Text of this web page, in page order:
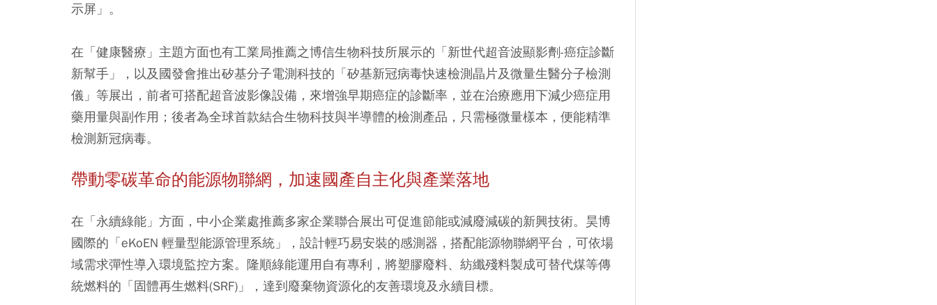
示屏」。
在「健康醫療」主題方面也有工業局推薦之博信生物科技所展示的「新世代超音波顯影劑-癌症診斷
新幫手」，以及國發會推出矽基分子電測科技的「矽基新冠病毒快速檢測晶片及微量生醫分子檢測
儀」等展出，前者可搭配超音波影像設備，來增強早期癌症的診斷率，並在治療應用下減少癌症用
藥用量與副作用；後者為全球首款結合生物科技與半導體的檢測產品，只需極微量樣本，便能精準
檢測新冠病毒。
帶動零碳革命的能源物聯網，加速國產自主化與產業落地
在「永續綠能」方面，中小企業處推薦多家企業聯合展出可促進節能或減廢減碳的新興技術。昊博
國際的「eKoEN 輕量型能源管理系統」，設計輕巧易安裝的感測器，搭配能源物聯網平台，可依場
域需求彈性導入環境監控方案。隆順綠能運用自有專利，將塑膠廢料、紡纖殘料製成可替代煤等傳
統燃料的「固體再生燃料(SRF)」，達到廢棄物資源化的友善環境及永續目標。